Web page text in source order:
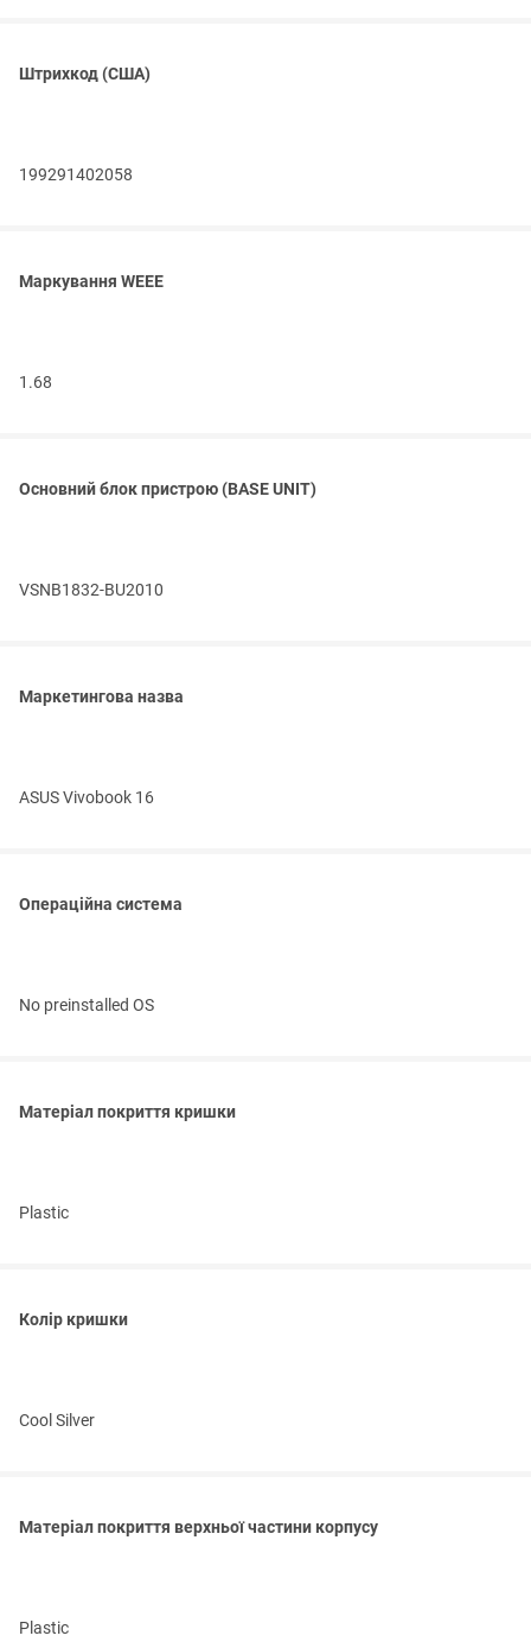
Штрихкод (США)
199291402058
Маркування WEEE
1.68
Основний блок пристрою (BASE UNIT)
VSNB1832-BU2010
Маркетингова назва
ASUS Vivobook 16
Операційна система
No preinstalled OS
Матеріал покриття кришки
Plastic
Колір кришки
Cool Silver
Матеріал покриття верхньої частини корпусу
Plastic